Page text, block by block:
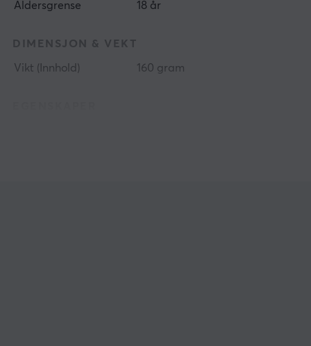
Aldersgrense 18 år
DIMENSJON & VEKT
Vikt (Innhold) 160 gram